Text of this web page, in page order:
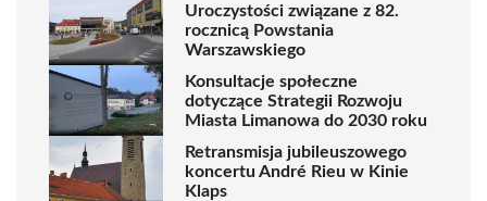
Uroczystości związane z 82.
rocznicą Powstania
Warszawskiego
Konsultacje społeczne
dotyczące Strategii Rozwoju
Miasta Limanowa do 2030 roku
Retransmisja jubileuszowego
koncertu André Rieu w Kinie
Klaps